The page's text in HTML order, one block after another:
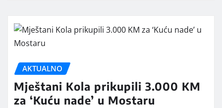
AKTUALNO
Mještani Kola prikupili 3.000 KM
za ‘Kuću nade’ u Mostaru